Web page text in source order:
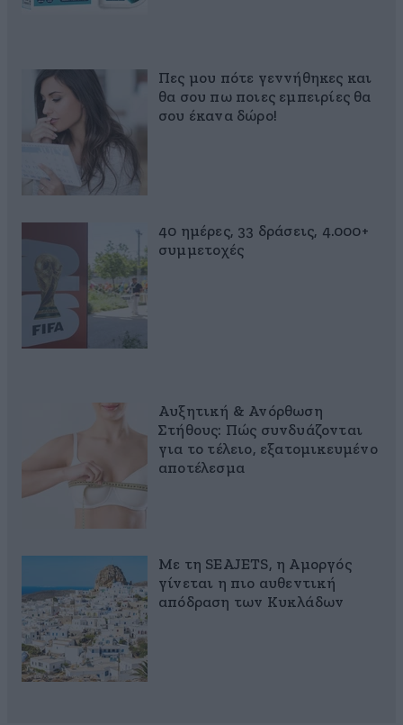
Πες μου πότε γεννήθηκες και
θα σου πω ποιες εμπειρίες θα
σου έκανα δώρο!
40 ημέρες, 33 δράσεις, 4.000+
συμμετοχές
Αυξητική & Ανόρθωση
Στήθους: Πώς συνδυάζονται
για το τέλειο, εξατομικευμένο
αποτέλεσμα
Με τη SEAJETS, η Αμοργός
γίνεται η πιο αυθεντική
απόδραση των Κυκλάδων